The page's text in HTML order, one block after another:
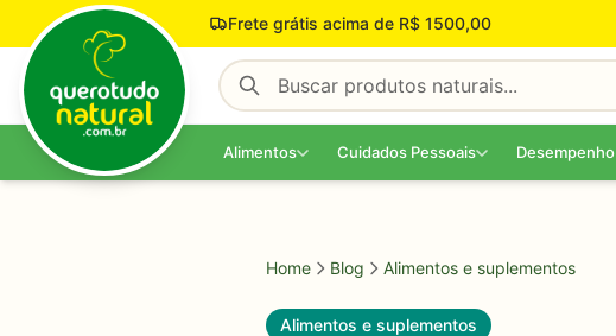
Pular para o conteúdo Frete grátis acima de R$ 1500,00
Alimentos Cuidados Pessoais
Home Blog Alimentos e suplementos
Alimentos e suplementos